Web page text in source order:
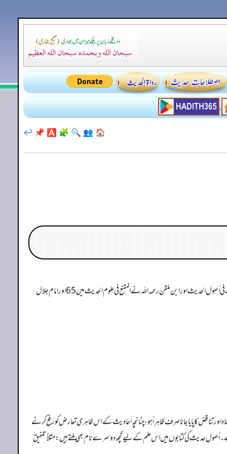
🏠
👥
🔍
🧩
🅰️
📌
↩️
علومِ حدیث کی اقسام و انواع بہت زیادہ ہیں۔ متقدمین میں سے حاکم نیشاپوری رحمہ الله نے معرفۃ علوم الحدیث میں 52، ابن صلاح رحمہ الله نے مقدمۃ ابن الصلاح، امام نووی رحمہ الله نے التقریب في أصول الحدیث اور ابن ملقن رحمہ الله نے المقنع في علوم الحدیث میں 65 اور امام جلال
کا پایا جانا صرف ظاہراً ہو، چنانچہ اَحا دیث کے اس ظاہری تعارض کو رفع کرنے
ہے۔ اُصولِ حدیث کی کتابوں میں اس علم کے لیے کچھ دوسرے نام بھی ملتے ہیں: مثلاًً تلفیق